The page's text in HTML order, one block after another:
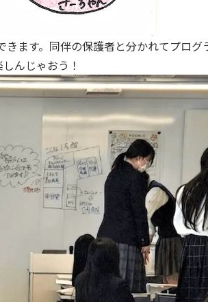
ます。同伴の保護者と分かれてプログ
んじゃおう！